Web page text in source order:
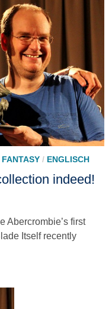
/ ENGLISCH
indeed!
Abercrombie’s first
Itself recently